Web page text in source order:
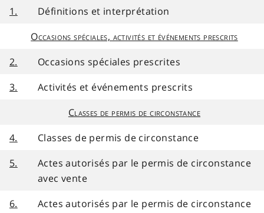
1.
Définitions et interprétation
Occasions spéciales, activités et événements prescrits
2.
Occasions spéciales prescrites
3.
Activités et événements prescrits
Classes de permis de circonstance
4.
Classes de permis de circonstance
5.
Actes autorisés par le permis de circonstance
avec vente
6.
Actes autorisés par le permis de circonstance